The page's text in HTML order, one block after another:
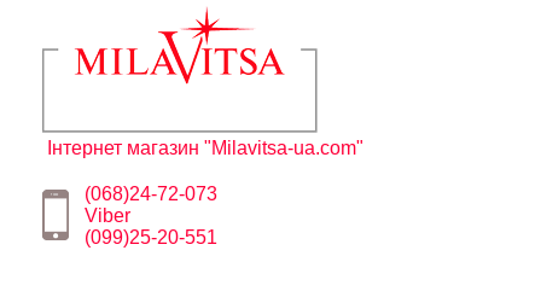
Інтернет магазин "Milavitsa-ua.com"
(068)24-72-073
Viber
(099)25-20-551